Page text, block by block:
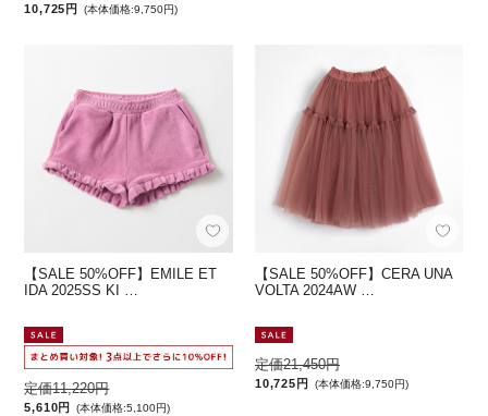
10,725円 (本体価格:9,750円)
【SALE 50%OFF】EMILE ET
IDA 2025SS KI …
定価11,220円
5,610円 (本体価格:5,100円)
【SALE 50%OFF】CERA UNA
VOLTA 2024AW …
定価21,450円
10,725円 (本体価格:9,750円)